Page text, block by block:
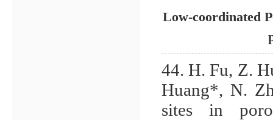
Low-coordinated
44. H. Fu, Z.
Huang*, N.
sites in